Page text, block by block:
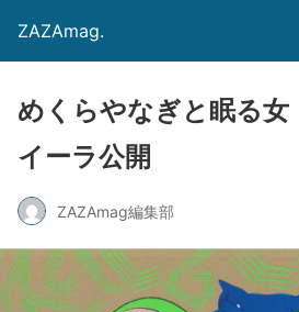
ZAZAmag.
めくらやなぎと眠る
イーラ公開
ZAZAmag編集部